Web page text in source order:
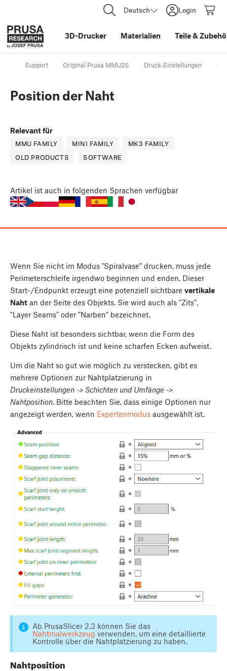
Deutsch Login
3D-Drucker Materialien Teile&
Support Original Prusa MMU2S Druck-Einstellungen
Position der Naht
Relevant für
MMU FAMILY MINI FAMILY
MK3 FAMILY
OLD PRODUCTS
SOFTWARE
Artikel ist auch in folgenden Sprachen verfügbar
Wenn Sie nicht im Modus "Spiralvase" drucken, muss jede
Perimeterschleife irgendwo beginnen und enden. Dieser
Start-/Endpunkt erzeugt eine potenziell sichtbare vertikale
Naht an der Seite des Objekts. Sie wird auch als "Zits",
"Layer Seams" oder "Narben" bezeichnet.
Diese Naht ist besonders sichtbar, wenn die Form des
Objekts zylindrisch ist und keine scharfen Ecken aufweist.
Um die Naht so gut wie möglich zu verstecken, gibt es
mehrere Optionen zur Nahtplatzierung in
Druckeinstellungen -> Schichten und Umfänge ->
Nahtposition. Bitte beachten Sie, dass einige Optionen nur
angezeigt werden, wenn Expertenmodus ausgewählt ist.
Ab PrusaSlicer 2.3 können Sie das
Nahtmalwerkzeug verwenden, um eine detaillierte
Kontrolle über die Nahtplatzierung zu haben.
Nahtposition